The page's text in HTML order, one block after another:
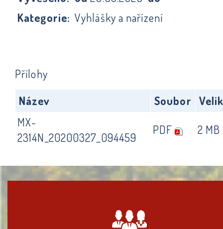
Kategorie: Vyhlášky a nařízení
Přílohy
Název
Soubor
MX-
2314N_20200327_094459
PDF 2 MB